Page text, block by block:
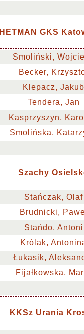
HETMAN GKS
Smoliński,
Becker,
Klepacz, Jakub
Tendera, Jan
Kasprzyszyn,
Smolińska,
Szachy
Stańczak, Olaf
Brudnicki,
Stańdo, Antoni
Królak,
Łukasik,
Fijałkowska,
KKSz Urania